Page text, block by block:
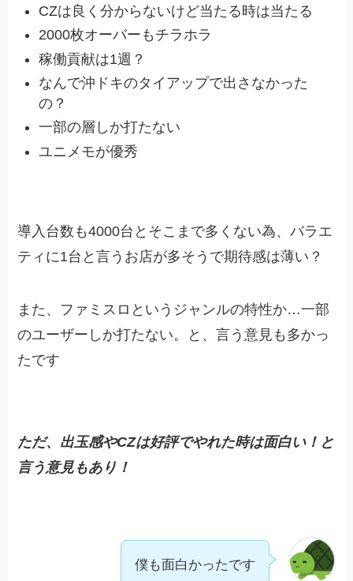
CZは良く分からないけど当たる時は当たる
2000枚オーバーもチラホラ
稼働貢献は1週？
なんで沖ドキのタイアップで出さなかった
の？
一部の層しか打たない
ユニメモが優秀
導入台数も4000台とそこまで多くない為、バラエ
ティに1台と言うお店が多そうで期待感は薄い？
また、ファミスロというジャンルの特性か…一部
のユーザーしか打たない。と、言う意見も多かっ
たです
ただ、出玉感やCZは好評でやれた時は面白い！と
言う意見もあり！
僕も面白かったです